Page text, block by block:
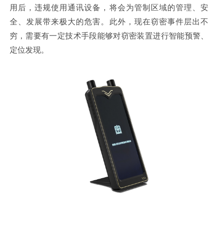
用后，违规使用通讯设备，将会为管制区域的管理、安
全、发展带来极大的危害。此外，现在窃密事件层出不
穷，需要有一定技术手段能够对窃密装置进行智能预警、
定位发现。